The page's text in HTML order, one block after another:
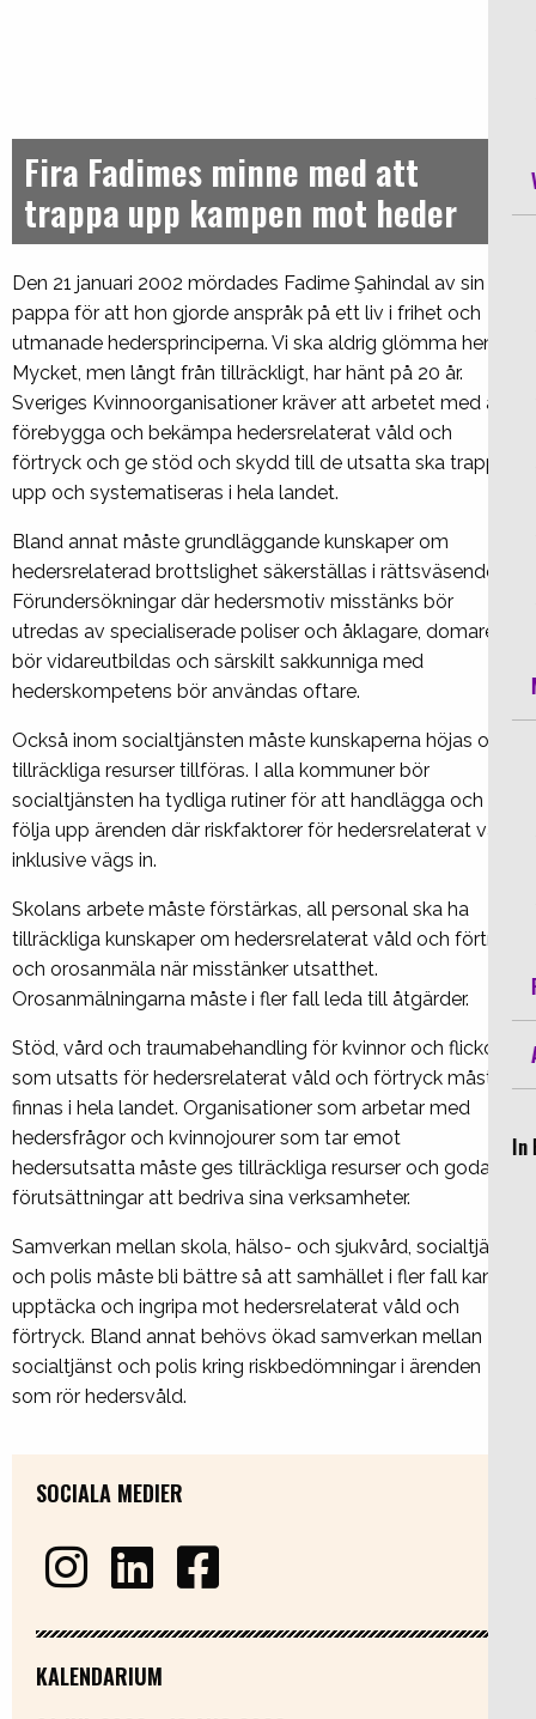
In
Fira Fadimes minne med att
trappa upp kampen mot heder
Den 21 januari 2002 mördades Fadime Şahindal av sin
pappa för att hon gjorde anspråk på ett liv i frihet och
utmanade hedersprinciperna. Vi ska aldrig glömma henne.
Mycket, men långt från tillräckligt, har hänt på 20 år.
Sveriges Kvinnoorganisationer kräver att arbetet med att
förebygga och bekämpa hedersrelaterat våld och
förtryck och ge stöd och skydd till de utsatta ska trappas
upp och systematiseras i hela landet.
Bland annat måste grundläggande kunskaper om
hedersrelaterad brottslighet säkerställas i rättsväsendet.
Förundersökningar där hedersmotiv misstänks bör
utredas av specialiserade poliser och åklagare, domare
bör vidareutbildas och särskilt sakkunniga med
hederskompetens bör användas oftare.
Också inom socialtjänsten måste kunskaperna höjas och
tillräckliga resurser tillföras. I alla kommuner bör
socialtjänsten ha tydliga rutiner för att handlägga och
följa upp ärenden där riskfaktorer för hedersrelaterat våld
inklusive vägs in.
Skolans arbete måste förstärkas, all personal ska ha
tillräckliga kunskaper om hedersrelaterat våld och förtryck
och orosanmäla när misstänker utsatthet.
Orosanmälningarna måste i fler fall leda till åtgärder.
Stöd, vård och traumabehandling för kvinnor och flickor
som utsatts för hedersrelaterat våld och förtryck måste
finnas i hela landet. Organisationer som arbetar med
hedersfrågor och kvinnojourer som tar emot
hedersutsatta måste ges tillräckliga resurser och goda
förutsättningar att bedriva sina verksamheter.
Samverkan mellan skola, hälso- och sjukvård, socialtjänst
och polis måste bli bättre så att samhället i fler fall kan
upptäcka och ingripa mot hedersrelaterat våld och
förtryck. Bland annat behövs ökad samverkan mellan
socialtjänst och polis kring riskbedömningar i ärenden
som rör hedersvåld.
SOCIALA MEDIER
KALENDARIUM